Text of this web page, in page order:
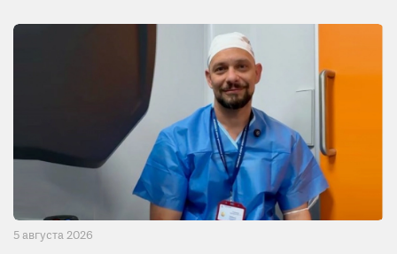
5 августа 2026